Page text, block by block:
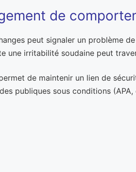
de
peut signaler un problème
une irritabilité soudaine peut
de maintenir un lien de
publiques sous conditions